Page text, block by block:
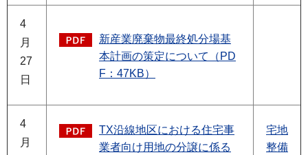
4
月
27
日
新産業廃棄物最終処分場基
本計画の策定について（PD
F：47KB）
4
月
TX沿線地区における住宅事
業者向け用地の分譲に係る
宅地
整備